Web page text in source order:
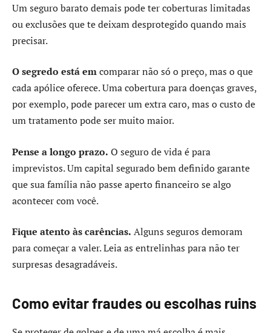
Um seguro barato demais pode ter coberturas limitadas
ou exclusões que te deixam desprotegido quando mais
precisar.
O segredo está emcomparar não só o preço, mas o que
cada apólice oferece. Uma cobertura para doenças graves,
por exemplo, pode parecer um extra caro, mas o custo de
um tratamento pode ser muito maior.
Pense a longo prazo. O seguro de vida é para
imprevistos. Um capital segurado bem definido garante
que sua família não passe aperto financeiro se algo
acontecer com você.
Fique atento às carências. Alguns seguros demoram
para começar a valer. Leia as entrelinhas para não ter
surpresas desagradáveis.
Como evitar fraudes ou escolhas ruins